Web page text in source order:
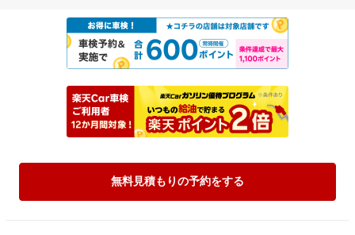
無料見積もりの予約をする